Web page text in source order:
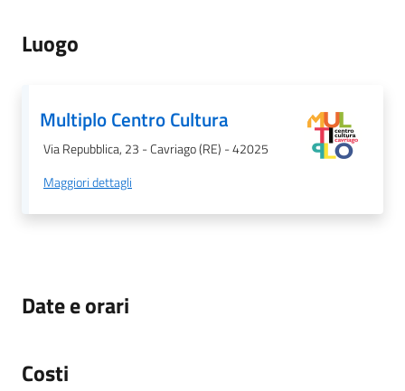
Luogo
Multiplo Centro Cultura
Via Repubblica, 23 - Cavriago (RE) - 42025
Maggiori dettagli
Date e orari
Costi